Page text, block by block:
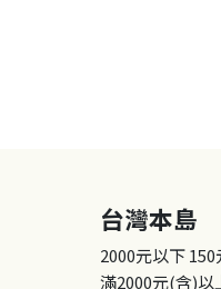
台灣本島
2000元以下150
滿2000元(含)以